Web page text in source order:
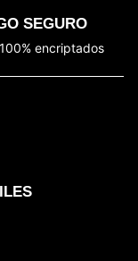
SEGURO
encriptados